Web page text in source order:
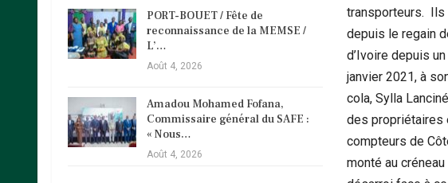
PORT-BOUET / Fête de
reconnaissance de la MEMSE /
L’…
Août 4, 2026
Amadou Mohamed Fofana,
Commissaire général du SAFE :
« Nous…
Août 4, 2026
transporteurs. Ils
depuis le regain
d’Ivoire depuis
janvier 2021, à
cola, Sylla
des propriétaires
compteurs de
monté au